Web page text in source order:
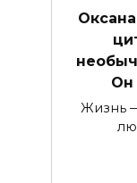
Он
Жизнь